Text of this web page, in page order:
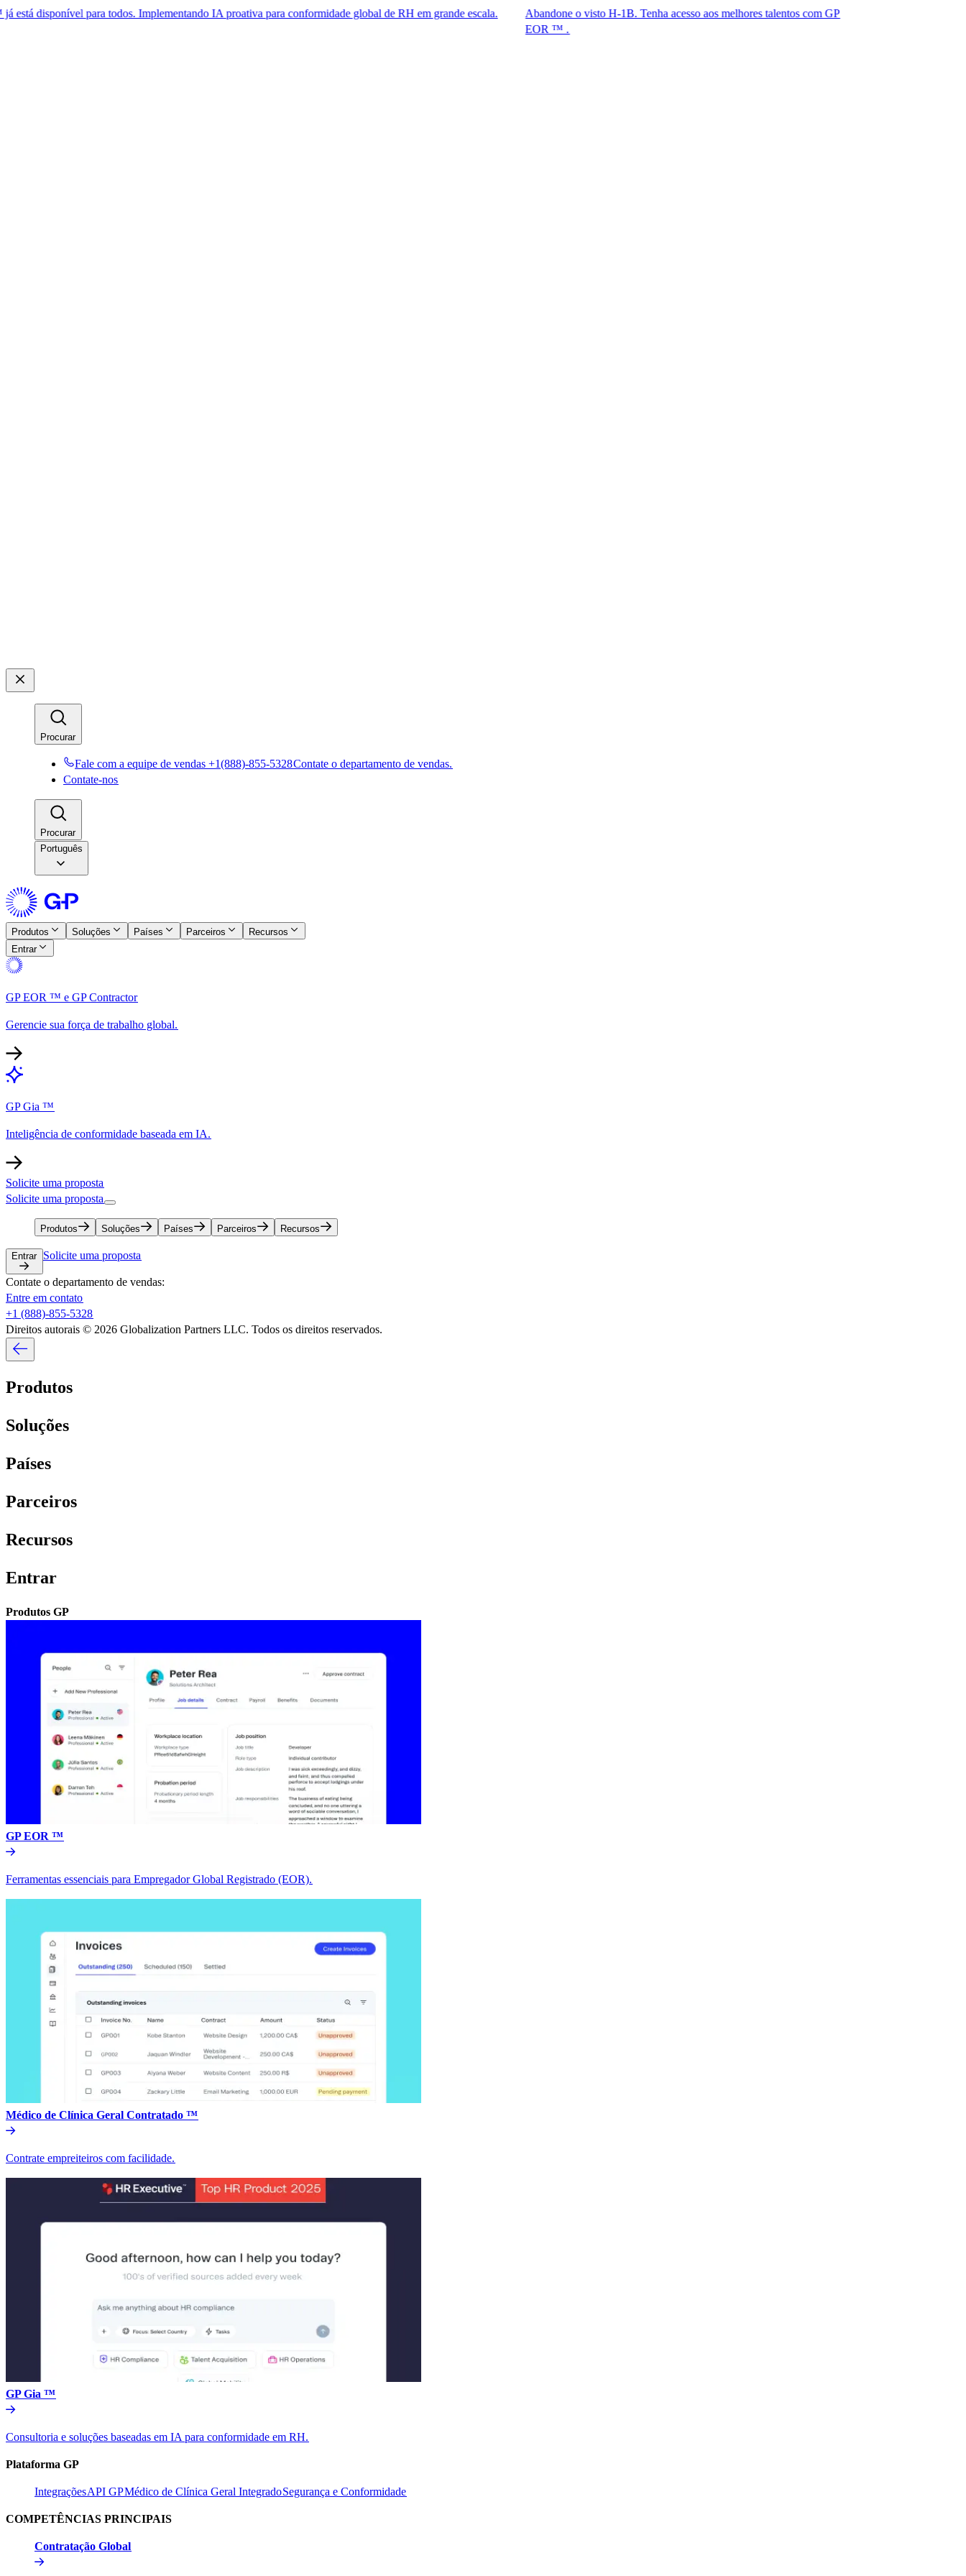
para todos. Implementando IA proativa para conformidade global de RH em grande escala.
Abandone o visto H-1B. Tenha acesso aos melhores talentos com GP
Procurar​​
Fale com a equipe de vendas +1(888)-855-5328​​Contate o departamento de vendas.​​
Contate-nos​​
Procurar​​
Português
Produtos​​ Soluções​​ Países​​ Parceiros​​
Recursos​​
Entrar​​
GP EOR ™ e GP Contractor​​
Gerencie sua força de trabalho global.​​
GP Gia ™​​
Inteligência de conformidade baseada em IA.​​
Solicite uma proposta​​
Solicite uma proposta​​
Produtos​​ Soluções​​ Países​​ Parceiros​​ Recursos​​
Entrar​​ Solicite uma proposta​​
Contate o departamento de vendas:​​
Entre em contato​​
+1 (888)-855-5328​​
Direitos autorais © 2026 Globalization Partners LLC. Todos os direitos reservados.​​
Produtos​​
Soluções​​
Países​​
Parceiros​​
Recursos​​
Entrar​​
Produtos GP​​
GP EOR ™​​
Ferramentas essenciais para Empregador Global Registrado (EOR).​​
Médico de Clínica Geral Contratado ™​​
Contrate empreiteiros com facilidade.​​
GP Gia ™​​
Consultoria e soluções baseadas em IA para conformidade em RH.​​
Plataforma GP​​
Integrações​​API GP​​Médico de Clínica Geral Integrado​​Segurança e Conformidade​​
COMPETÊNCIAS PRINCIPAIS​​
Contratação Global​​